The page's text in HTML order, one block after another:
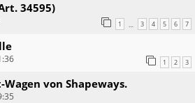
34595)
1 … 3 4 5 6 7
1 2 3
von Shapeways.